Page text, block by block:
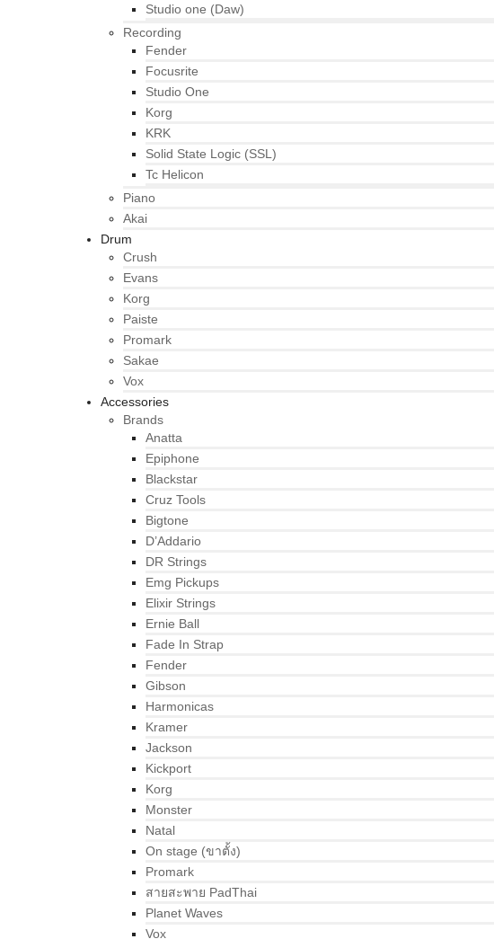
Studio one (Daw)
Recording
Fender
Focusrite
Studio One
Korg
KRK
Solid State Logic (SSL)
Tc Helicon
Piano
Akai
Drum
Crush
Evans
Korg
Paiste
Promark
Sakae
Vox
Accessories
Brands
Anatta
Epiphone
Blackstar
Cruz Tools
Bigtone
D’Addario
DR Strings
Emg Pickups
Elixir Strings
Ernie Ball
Fade In Strap
Fender
Gibson
Harmonicas
Kramer
Jackson
Kickport
Korg
Monster
Natal
On stage (ขาตั้ง)
Promark
สายสะพาย PadThai
Planet Waves
Vox